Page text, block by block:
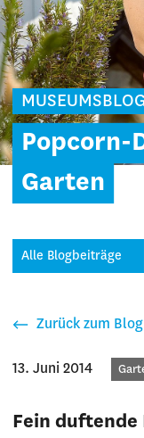
MUSEUMSBLOG
Popcorn-
Garten
Alle Blogbeiträge
Zurück zum Blog
13. Juni 2014
Fein duftende